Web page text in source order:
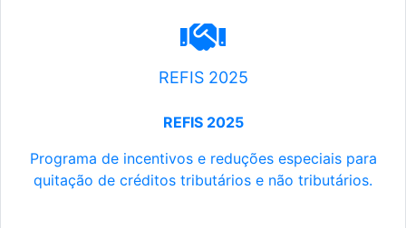
REFIS 2025
REFIS 2025
Programa de incentivos e reduções especiais para
quitação de créditos tributários e não tributários.